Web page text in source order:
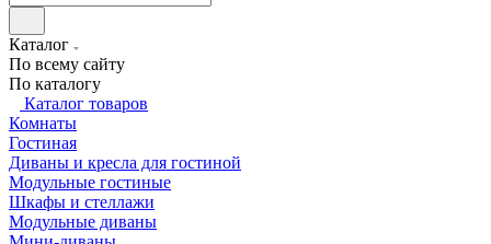
Каталог
По всему сайту
По каталогу
Каталог товаров
Комнаты
Гостиная
Диваны и кресла для гостиной
Модульные гостиные
Шкафы и стеллажи
Модульные диваны